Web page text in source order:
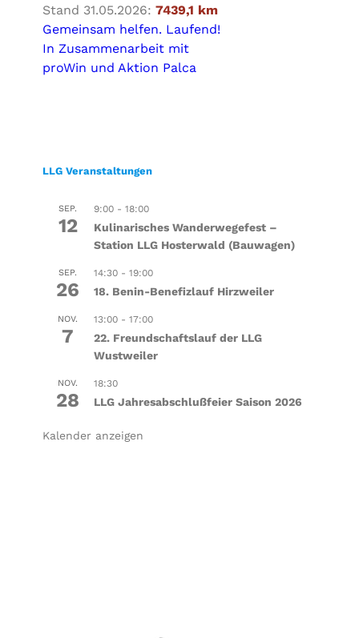
Stand 31.05.2026: 7439,1 km
Gemeinsam helfen. Laufend!
In Zusammenarbeit mit
proWin und Aktion Palca
LLG Veranstaltungen
SEP.
12
9:00- 18:00
Kulinarisches Wanderwegefest –
Station LLG Hosterwald (Bauwagen)
SEP.
26
14:30- 19:00
18. Benin-Benefizlauf Hirzweiler
NOV.
7
13:00- 17:00
22. Freundschaftslauf der LLG
Wustweiler
NOV.
28
18:30
LLG Jahresabschlußfeier Saison 2026
Kalender anzeigen